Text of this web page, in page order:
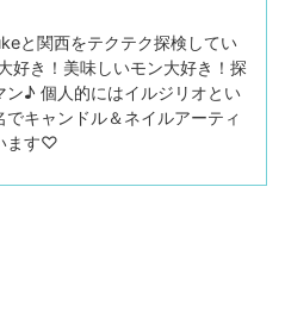
と関西をテクテク探検してい
好き！美味しいモン大好き！探
ン♪ 個人的にはイルジリオとい
でキャンドル＆ネイルアーティ
ます♡